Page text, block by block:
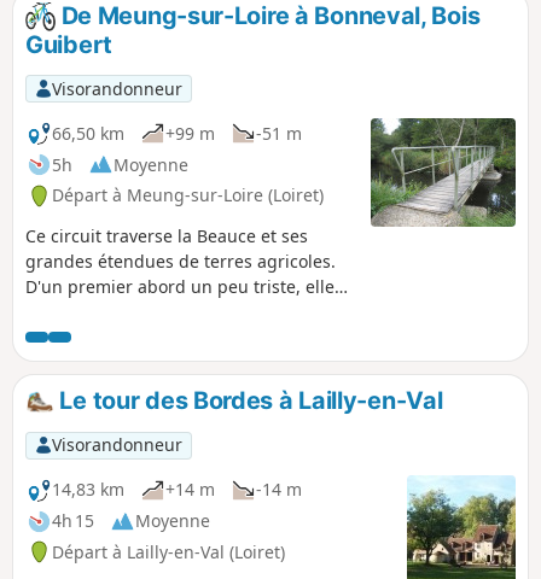
De Meung-sur-Loire à Bonneval, Bois
Guibert
Visorandonneur
66,50 km
+99 m
-51 m
5h
Moyenne
Départ à Meung-sur-Loire (Loiret)
Ce circuit traverse la Beauce et ses
grandes étendues de terres agricoles.
D'un premier abord un peu triste, elles
remarquables, comme la tour de
Chappe et son musée, ses mégalithes et
leurs légendes, son moulin à vent très
bien restauré, témoin d'un proche
passé. La traversée de la Conie par la
passerelle de Montenson dans un cadre
de verdure, est très agréable et
reposant.
Le tour des Bordes à Lailly-en-Val
Visorandonneur
14,83 km
+14 m
-14 m
4h 15
Moyenne
Départ à Lailly-en-Val (Loiret)